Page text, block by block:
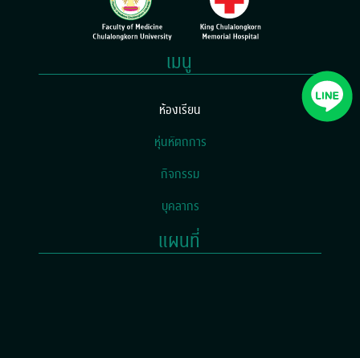
เมนู
ห้องเรียน
หุ่นหัตถการ
กิจกรรม
บุคลากร
แผนที่